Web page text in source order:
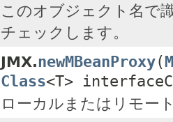
このオブジェクト名で
チェックします。
JMX.newMBeanProxy(
Class<T>
ローカルまたはリモ